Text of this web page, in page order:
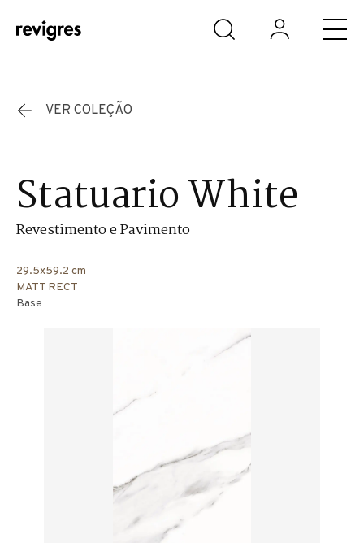
Saltar para o conteúdo principal
VER COLEÇÃO
Statuario White
Revestimento e Pavimento
29.5x59.2 cm
MATT RECT
Base